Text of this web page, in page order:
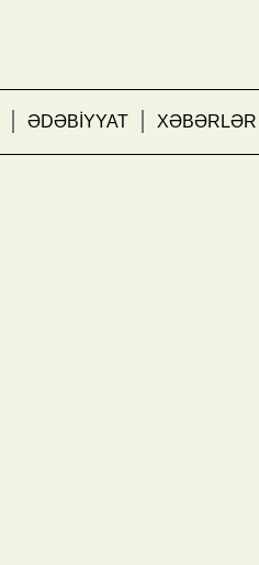
ƏDƏBİYYAT XƏBƏRLƏR